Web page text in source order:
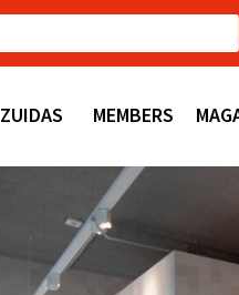
ZUIDAS MEMBERS